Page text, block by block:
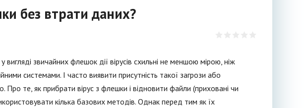
без втрати даних?
вигляді звичайних флешок дії вірусів схильні не меншою мірою, ніж
системами. І часто виявити присутність такої загрози або
Про те, як прибрати вірус з флешки і відновити файли (приховані чи
кілька базових методів. Однак перед тим як їх